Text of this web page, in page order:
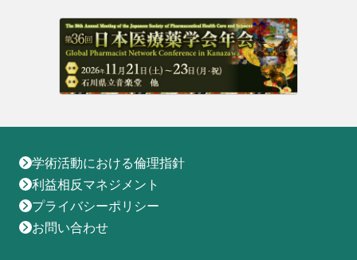
学術活動における倫理指針
利益相反マネジメント
プライバシーポリシー
お問い合わせ